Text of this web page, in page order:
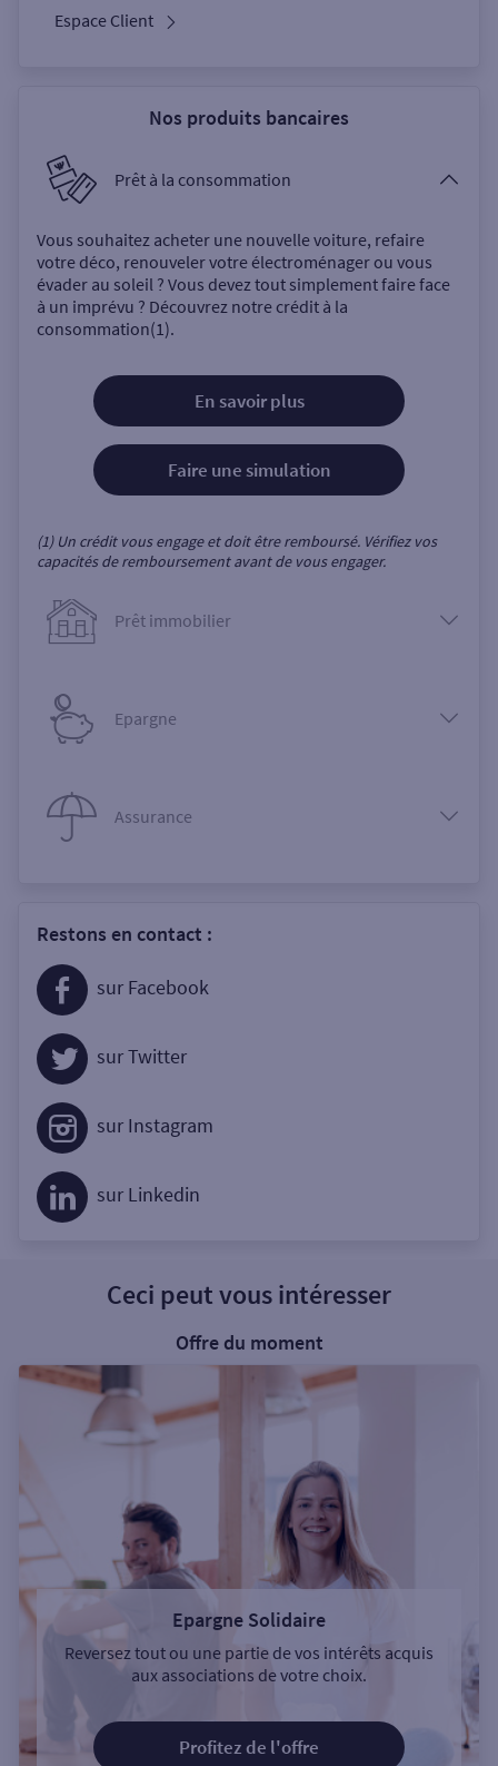
Espace Client
Nos produits bancaires
Prêt à la consommation
Vous souhaitez acheter une nouvelle voiture, refaire
votre déco, renouveler votre électroménager ou vous
évader au soleil ? Vous devez tout simplement faire face
à un imprévu ? Découvrez notre crédit à la
consommation(1).
En savoir plus
Faire une simulation
(1) Un crédit vous engage et doit être remboursé. Vérifiez vos
capacités de remboursement avant de vous engager.
Prêt immobilier
Epargne
Assurance
Restons en contact :
sur Facebook
sur Twitter
sur Instagram
sur Linkedin
Ceci peut vous intéresser
Offre du moment
Epargne Solidaire
Reversez tout ou une partie de vos intérêts acquis
aux associations de votre choix.
Profitez de l'offre